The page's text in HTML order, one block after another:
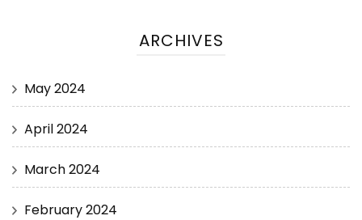
ARCHIVES
May 2024
April 2024
March 2024
February 2024